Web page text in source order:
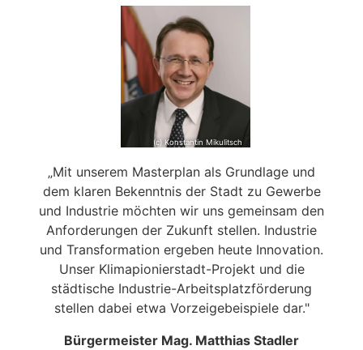
„Mit unserem Masterplan als Grundlage und
dem klaren Bekenntnis der Stadt zu Gewerbe
und Industrie möchten wir uns gemeinsam den
Anforderungen der Zukunft stellen. Industrie
und Transformation ergeben heute Innovation.
Unser Klimapionierstadt-Projekt und die
städtische Industrie-Arbeitsplatzförderung
stellen dabei etwa Vorzeigebeispiele dar."
Bürgermeister Mag. Matthias Stadler
(c) Konstantin Mikulitsch